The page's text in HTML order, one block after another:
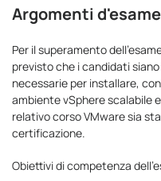
Argomenti d'esame
Per il superamento
previsto che i candidati
necessarie per installare,
ambiente vSphere scalabile
relativo corso VMware sia
certificazione.
Obiettivi di competenza